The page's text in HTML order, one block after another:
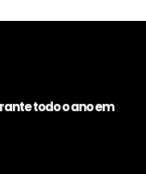
todo o ano em